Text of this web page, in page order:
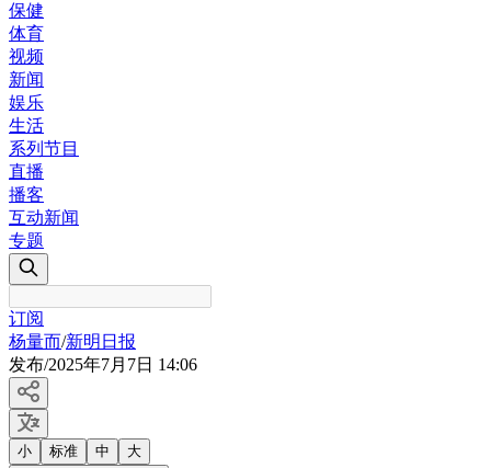
保健
体育
视频
新闻
娱乐
生活
系列节目
直播
播客
互动新闻
专题
订阅
杨量而/新明日报
发布/2025年7月7日 14:06
小 标准 中 大